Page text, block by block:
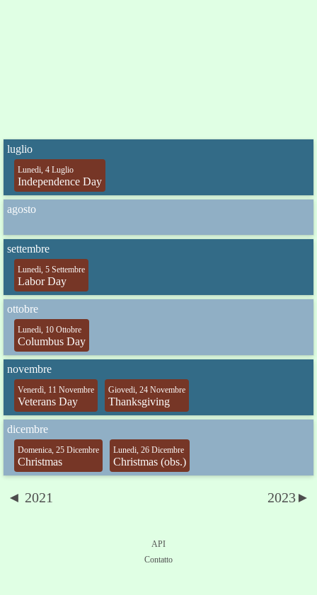
luglio
Lunedi, 4 Luglio
Independence Day
agosto
settembre
Lunedi, 5 Settembre
Labor Day
ottobre
Lunedi, 10 Ottobre
Columbus Day
novembre
Venerdì, 11 Novembre
Veterans Day
Giovedi, 24 Novembre
Thanksgiving
dicembre
Domenica, 25 Dicembre
Christmas
Lunedi, 26 Dicembre
Christmas (obs.)
◄ 2021 2023►
API
Contatto